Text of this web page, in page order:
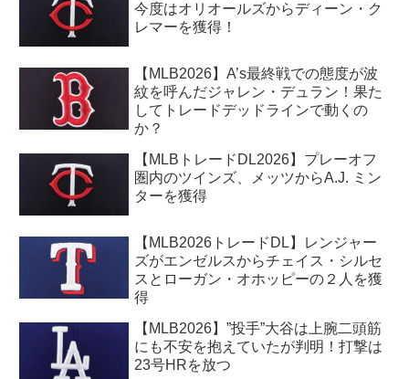
今度はオリオールズからディーン・ク
レマーを獲得！
【MLB2026】A’s最終戦での態度が波
紋を呼んだジャレン・デュラン！果た
してトレードデッドラインで動くの
か？
【MLBトレードDL2026】プレーオフ
圏内のツインズ、メッツからA.J. ミン
ターを獲得
【MLB2026トレードDL】レンジャー
ズがエンゼルスからチェイス・シルセ
スとローガン・オホッピーの２人を獲
得
【MLB2026】”投手”大谷は上腕二頭筋
にも不安を抱えていたが判明！打撃は
23号HRを放つ